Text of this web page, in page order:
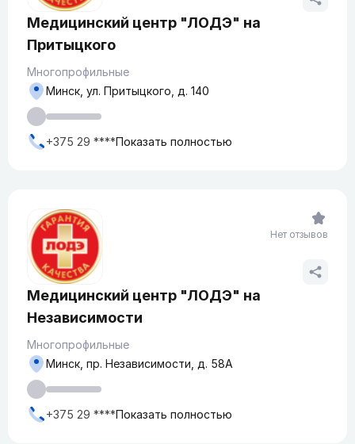
Медицинский центр "ЛОДЭ" на
Притыцкого
Многопрофильные
Минск, ул. Притыцкого, д. 140
+375 29 ****Показать полностью
Медицинский центр "ЛОДЭ" на
Независимости
Многопрофильные
Минск, пр. Независимости, д. 58А
+375 29 ****Показать полностью
Нет отзывов